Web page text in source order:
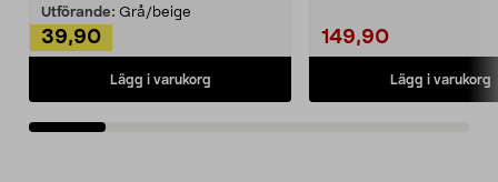
Utförande: Grå/beige
39,90
Lägg i varukorg
149,90
Lägg i varukorg